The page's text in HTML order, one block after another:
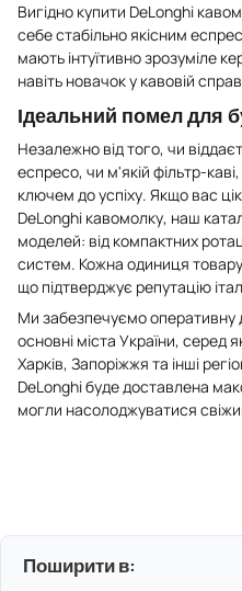
Вигідно купити DeLonghi
себе стабільно якісним
мають інтуїтивно зрозуміле
навіть новачок у кавовій
Ідеальний помел для
Незалежно від того, чи
еспресо, чи м'якій фільтр-
ключем до успіху. Якщо вас
DeLonghi кавомолку, наш
моделей: від компактних
систем. Кожна одиниця
що підтверджує репутацію
Ми забезпечуємо
основні міста України, серед
Харків, Запоріжжя та інші
DeLonghi буде доставлена
могли насолоджуватися
Поширити в: